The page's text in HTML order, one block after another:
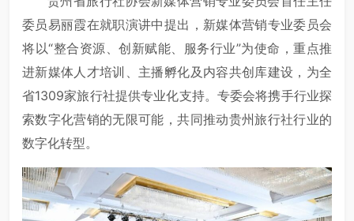
委员易丽霞在就职演讲中提出，新媒体营销专业委员会
将以“整合资源、创新赋能、服务行业”为使命，重点推
进新媒体人才培训、主播孵化及内容共创库建设，为全
省1309家旅行社提供专业化支持。专委会将携手行业探
索数字化营销的无限可能，共同推动贵州旅行社行业的
数字化转型。